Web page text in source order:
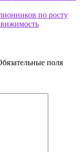
по росту
поля